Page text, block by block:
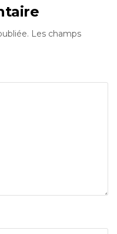
Les champs